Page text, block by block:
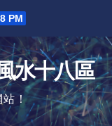
PM
水十八區
！